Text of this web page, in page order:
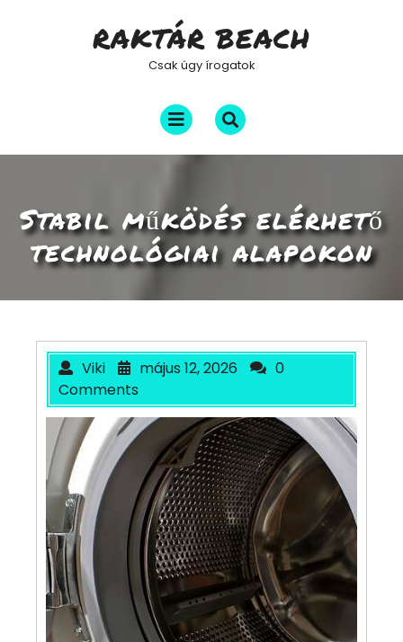
RAKTÁR BEACH
Csak úgy írogatok
Open
Menu
Stabil működés elérhető
technológiai alapokon
Viki május 12, 2026
0
Comments